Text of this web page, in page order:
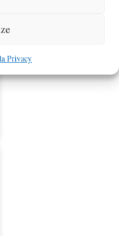
Privacy